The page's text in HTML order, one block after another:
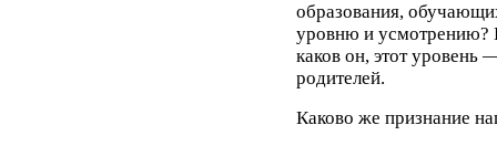
образования,
уровню и усмотрению?
каков он, этот уровень
родителей.
Каково же признание